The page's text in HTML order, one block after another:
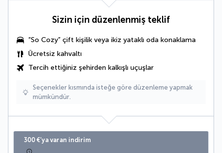
Sizin için düzenlenmiş teklif
“So Cozy” çift kişilik veya ikiz yataklı oda konaklama
Ücretsiz kahvaltı
Tercih ettiğiniz şehirden kalkışlı uçuşlar
Seçenekler kısmında isteğe göre düzenleme yapmak
mümkündür.
300 €’ya varan indirim